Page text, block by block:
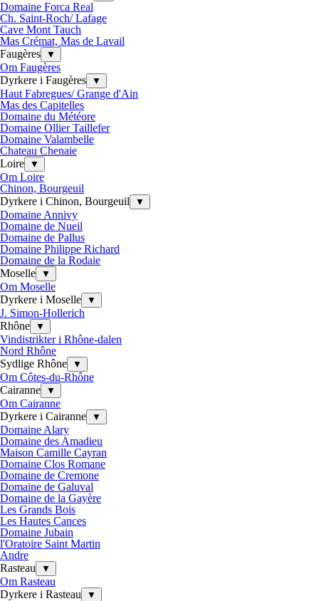
Domaine Forca Real
Ch. Saint-Roch/ Lafage
Cave Mont Tauch
Mas Crémat, Mas de Lavail
Faugères
▼
Om Faugères
Dyrkere i Faugères
▼
Haut Fabregues/ Grange d'Ain
Mas des Capitelles
Domaine du Météore
Domaine Ollier Taillefer
Domaine Valambelle
Chateau Chenaie
Loire
▼
Om Loire
Chinon, Bourgeuil
Dyrkere i Chinon, Bourgeuil
▼
Domaine Annivy
Domaine de Nueil
Domaine de Pallus
Domaine Philippe Richard
Domaine de la Rodaie
Moselle
▼
Om Moselle
Dyrkere i Moselle
▼
J. Simon-Hollerich
Rhône
▼
Vindistrikter i Rhône-dalen
Nord Rhône
Sydlige Rhône
▼
Om Côtes-du-Rhône
Cairanne
▼
Om Cairanne
Dyrkere i Cairanne
▼
Domaine Alary
Domaine des Amadieu
Maison Camille Cayran
Domaine Clos Romane
Domaine de Cremone
Domaine de Galuval
Domaine de la Gayère
Les Grands Bois
Les Hautes Cances
Domaine Jubain
l'Oratoire Saint Martin
Andre
Rasteau
▼
Om Rasteau
Dyrkere i Rasteau
▼